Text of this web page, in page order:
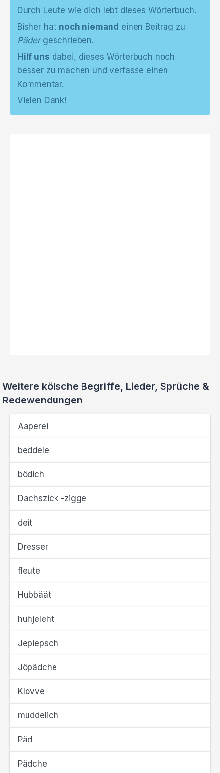
Durch Leute wie dich lebt dieses Wörterbuch.
Bisher hat noch niemand einen Beitrag zu
Pädergeschrieben.
Hilf uns dabei, dieses Wörterbuch noch
besser zu machen und verfasse einen
Kommentar.
Vielen Dank!
Weitere kölsche Begriffe, Lieder, Sprüche &
Redewendungen
Aaperei
beddele
bödich
Dachszick -zigge
deit
Dresser
fleute
Hubbäät
huhjeleht
Jepiepsch
Jöpädche
Klovve
muddelich
Päd
Pädche